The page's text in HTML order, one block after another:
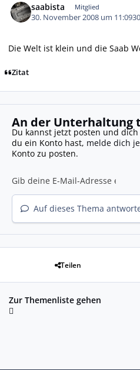
saabista Mitglied
30. November 2008 um 11:09
Die Welt ist klein und die Saab
Zitat
An der Unterhaltung
Du kannst jetzt posten und
du ein Konto hast, melde dich
Konto zu posten.
Auf dieses Thema
Teilen
Zur Themenliste gehen